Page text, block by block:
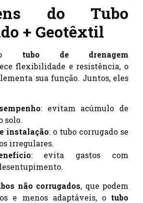
do Tubo
+ Geotêxtil
o tubo de drenagem
flexibilidade e resistência, o
sua função. Juntos, eles
: evitam acúmulo de
solo.
instalação: o tubo corrugado se
irregulares.
: evita gastos com
não corrugados, que podem
e menos adaptáveis, o tubo